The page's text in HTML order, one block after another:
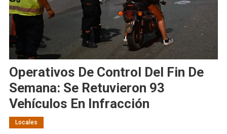
Operativos De Control Del Fin De
Semana: Se Retuvieron 93
Vehículos En Infracción
Locales